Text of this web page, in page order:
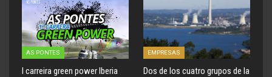
AS PONTES
I carreira green power Iberia
EMPRESAS
Dos de los cuatro grupos de la